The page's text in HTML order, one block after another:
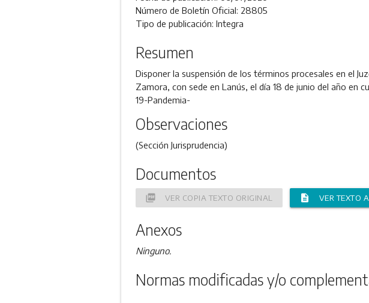
Número de Boletín Oficial: 28805
Tipo de publicación: Integra
Resumen
Disponer la suspensión de los términos procesales en el
Zamora, con sede en Lanús, el día 18 de junio del año en
19-Pandemia-
Observaciones
(Sección Jurisprudencia)
Documentos
picture_as_pdf VER COPIA TEXTO ORIGINAL description VER TEXTO
Anexos
Ninguno.
Normas modificadas y/o